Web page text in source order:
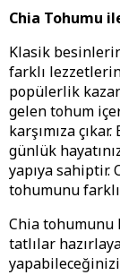
Chia Tohumu
Klasik
farklı
popülerlik
gelen tohum
karşımıza
günlük
yapıya sahiptir.
tohumunu
Chia tohumunu
tatlılar
yapabileceğinizi